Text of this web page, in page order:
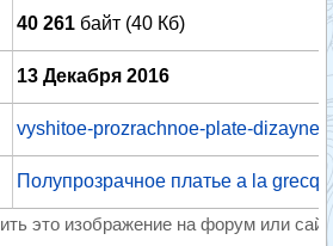
40 261 байт (40 Кб)
13 Декабря 2016
vyshitoe-prozrachnoe-plate-
Полупрозрачное платье a la
это изображение на форум или